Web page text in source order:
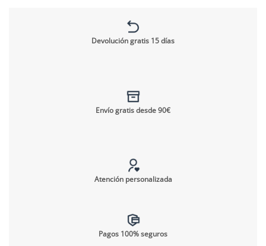
Devolución gratis 15 días
Envío gratis desde 90€
Atención personalizada
Pagos 100% seguros